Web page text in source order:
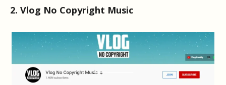
2. Vlog No Copyright Music